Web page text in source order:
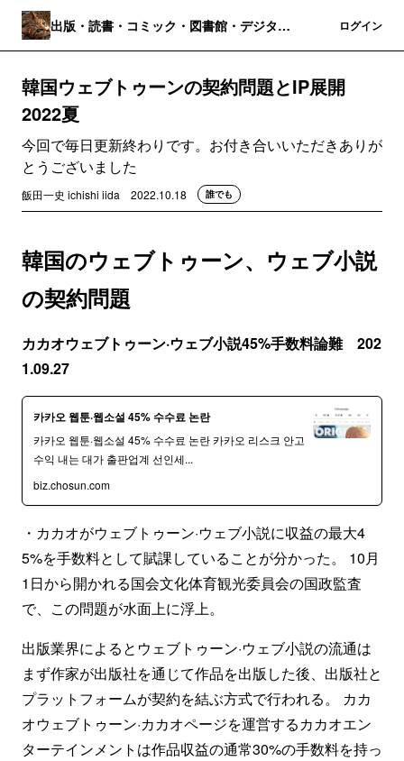
出版・読書・コミック・図書館・デジタル
ログイン
韓国ウェブトゥーンの契約問題とIP展開
2022夏
今回で毎日更新終わりです。お付き合いいただきありが
とうございました
飯田一史 ichishi iida 2022.10.18 誰でも
韓国のウェブトゥーン、ウェブ小説
の契約問題
カカオウェブトゥーン·ウェブ小説45%手数料論難 202
1.09.27
카카오 웹툰·웹소설 45% 수수료 논란
카카오 웹툰·웹소설 45% 수수료 논란 카카오 리스크 안고
수익 내는 대가 출판업계 선인세...
biz.chosun.com
・カカオがウェブトゥーン·ウェブ小説に収益の最大4
5%を手数料として賦課していることが分かった。 10月
1日から開かれる国会文化体育観光委員会の国政監査
で、この問題が水面上に浮上。
出版業界によるとウェブトゥーン·ウェブ小説の流通は
まず作家が出版社を通じて作品を出版した後、出版社と
プラットフォームが契約を結ぶ方式で行われる。 カカ
オウェブトゥーン·カカオページを運営するカカオエン
ターテインメントは作品収益の通常30%の手数料を持っ